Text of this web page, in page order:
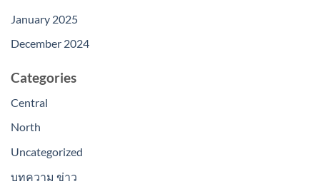
January 2025
December 2024
Categories
Central
North
Uncategorized
บทความ ข่าว